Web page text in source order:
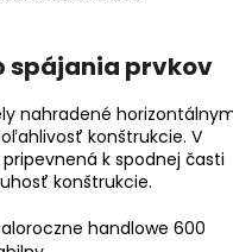
spájania prvkov
nahradené
konštrukcie. V
k spodnej časti
konštrukcie.